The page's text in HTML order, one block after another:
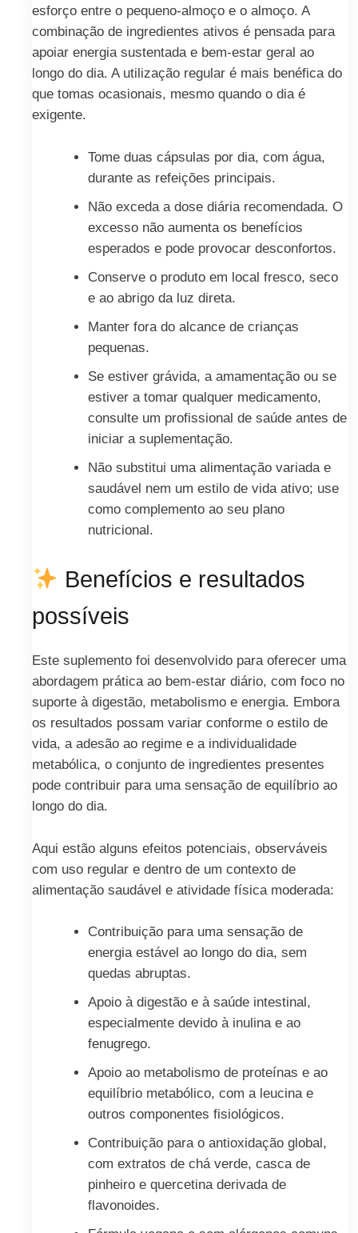
esforço entre o pequeno-almoço e o almoço. A
combinação de ingredientes ativos é pensada para
apoiar energia sustentada e bem-estar geral ao
longo do dia. A utilização regular é mais benéfica do
que tomas ocasionais, mesmo quando o dia é
exigente.
Tome duas cápsulas por dia, com água,
durante as refeições principais.
Não exceda a dose diária recomendada. O
excesso não aumenta os benefícios
esperados e pode provocar desconfortos.
Conserve o produto em local fresco, seco
e ao abrigo da luz direta.
Manter fora do alcance de crianças
pequenas.
Se estiver grávida, a amamentação ou se
estiver a tomar qualquer medicamento,
consulte um profissional de saúde antes de
iniciar a suplementação.
Não substitui uma alimentação variada e
saudável nem um estilo de vida ativo; use
como complemento ao seu plano
nutricional.
Benefícios e resultados
possíveis
Este suplemento foi desenvolvido para oferecer uma
abordagem prática ao bem-estar diário, com foco no
suporte à digestão, metabolismo e energia. Embora
os resultados possam variar conforme o estilo de
vida, a adesão ao regime e a individualidade
metabólica, o conjunto de ingredientes presentes
pode contribuir para uma sensação de equilíbrio ao
longo do dia.
Aqui estão alguns efeitos potenciais, observáveis
com uso regular e dentro de um contexto de
alimentação saudável e atividade física moderada:
Contribuição para uma sensação de
energia estável ao longo do dia, sem
quedas abruptas.
Apoio à digestão e à saúde intestinal,
especialmente devido à inulina e ao
fenugrego.
Apoio ao metabolismo de proteínas e ao
equilíbrio metabólico, com a leucina e
outros componentes fisiológicos.
Contribuição para o antioxidação global,
com extratos de chá verde, casca de
pinheiro e quercetina derivada de
flavonoides.